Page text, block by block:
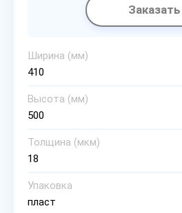
Заказать
Ширина (мм)
410
Высота (мм)
500
Толщина (мкм)
18
Упаковка
пласт